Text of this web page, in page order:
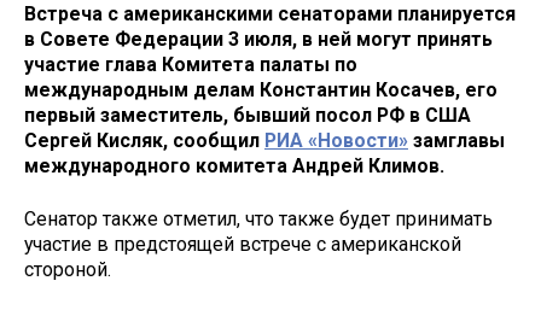
Встреча с американскими сенаторами планируется
в Совете Федерации 3 июля, в ней могут принять
участие глава Комитета палаты по
международным делам Константин Косачев, его
первый заместитель, бывший посол РФ в США
Сергей Кисляк, сообщил РИА «Новости» замглавы
международного комитета Андрей Климов.
Сенатор также отметил, что также будет принимать
участие в предстоящей встрече с американской
стороной.